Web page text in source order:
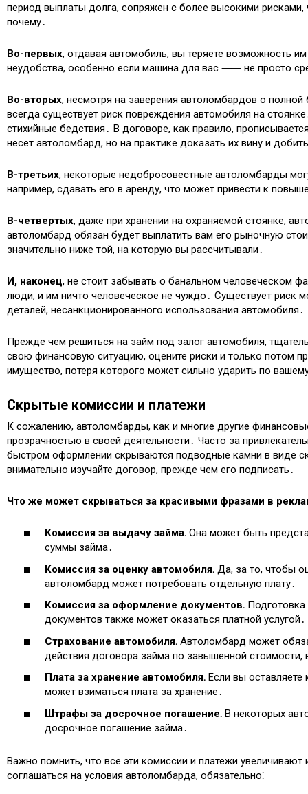
период выплаты долга, сопряжен с более высокими
почему․
Во-первых, отдавая автомобиль, вы теряете возможность
неудобства, особенно если машина для вас ⸺ не просто
Во-вторых, несмотря на заверения автоломбардов о
всегда существует риск повреждения автомобиля на
стихийные бедствия․ В договоре, как правило,
несет автоломбард, но на практике доказать их вину и
В-третьих, некоторые недобросовестные автоломбарды
например, сдавать его в аренду, что может привести к
В-четвертых, даже при хранении на охраняемой стоянке,
автоломбард обязан будет выплатить вам его рыночную
значительно ниже той, на которую вы рассчитывали․
И, наконец, не стоит забывать о банальном человеческом
люди, и им ничто человеческое не чуждо․ Существует риск
деталей, несанкционированного использования автомобиля․
Прежде чем решиться на займ под залог автомобиля,
свою финансовую ситуацию, оцените риски и только потом
имущество, потеря которого может сильно ударить по
Скрытые комиссии и платежи
К сожалению, автоломбарды, как и многие другие
прозрачностью в своей деятельности․ Часто за
быстром оформлении скрываются подводные камни в виде
внимательно изучайте договор, прежде чем его подписать․
Что же может скрываться за красивыми фразами в
Комиссия за выдачу займа․ Она может быть
суммы займа․
Комиссия за оценку автомобиля․ Да, за то, чтобы
автоломбард может потребовать отдельную плату․
Комиссия за оформление документов․
документов также может оказаться платной услугой․
Страхование автомобиля․ Автоломбард может
действия договора займа по завышенной
Плата за хранение автомобиля․ Если вы
может взиматься плата за хранение․
Штрафы за досрочное погашение․ В некоторых
досрочное погашение займа․
Важно помнить, что все эти комиссии и платежи
соглашаться на условия автоломбарда, обязательно⁚